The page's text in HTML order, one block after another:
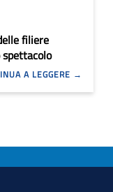
filiere
A LEGGERE